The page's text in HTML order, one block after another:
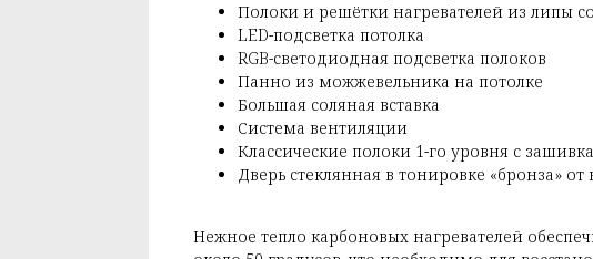
Полоки и решётки нагревателей из липы
LED-подсветка потолка
RGB-светодиодная подсветка полоков
Панно из можжевельника на потолке
Большая соляная вставка
Система вентиляции
Классические полоки 1-го уровня с
Дверь стеклянная в тонировке «бронза»
Нежное тепло карбоновых нагревателей